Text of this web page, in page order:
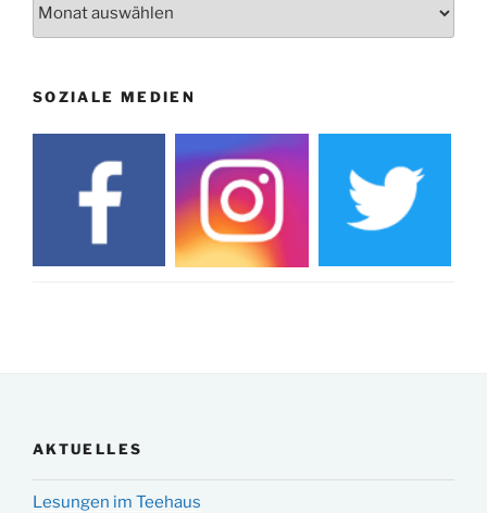
19. u. 20.12. Weihnachtsmarkt rund um die Burg
SOZIALE MEDIEN
AKTUELLES
Lesungen im Teehaus